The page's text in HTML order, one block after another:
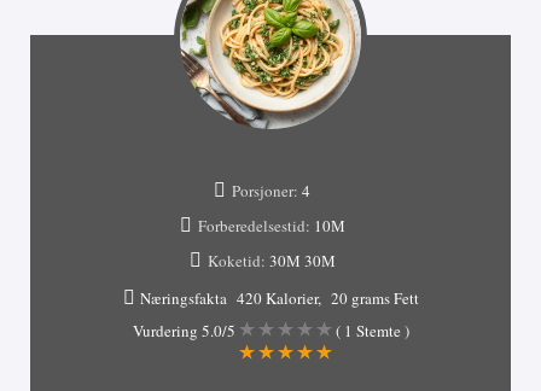
Porsjoner: 4
Forberedelsestid: 10М
Koketid: 30М 30М
Næringsfakta 420 Kalorier
20 grams Fett
Vurdering 5.0/5 ( 1 Stemte )